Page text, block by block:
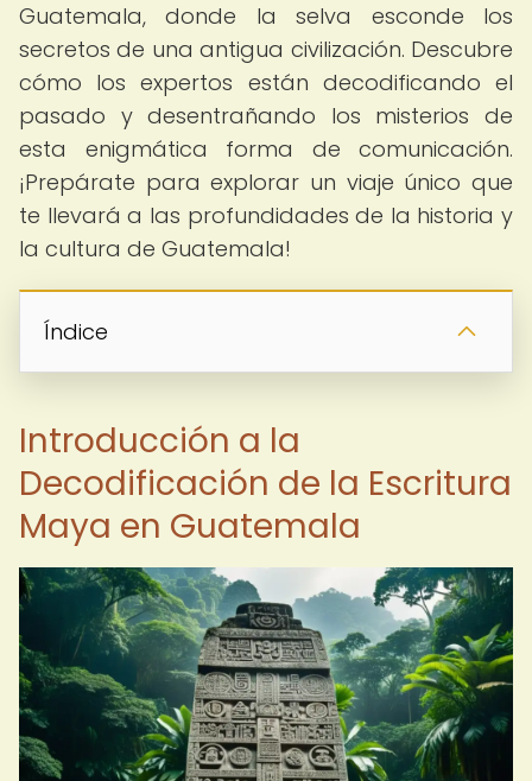
Guatemala, donde la selva esconde los
secretos de una antigua civilización. Descubre
cómo los expertos están decodificando el
pasado y desentrañando los misterios de
esta enigmática forma de comunicación.
¡Prepárate para explorar un viaje único que
te llevará a las profundidades de la historia y
la cultura de Guatemala!
Índice
Introducción a la
Decodificación de la Escritura
Maya en Guatemala